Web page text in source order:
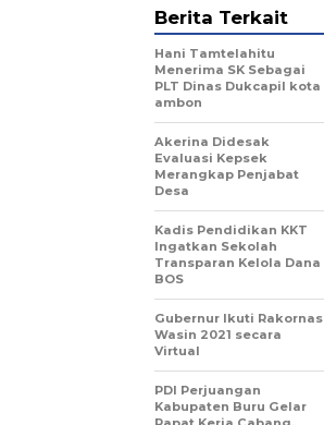
Berita Terkait
Hani Tamtelahitu
Menerima SK Sebagai
PLT Dinas Dukcapil kota
ambon
Akerina Didesak
Evaluasi Kepsek
Merangkap Penjabat
Desa
Kadis Pendidikan KKT
Ingatkan Sekolah
Transparan Kelola Dana
BOS
Gubernur Ikuti Rakornas
Wasin 2021 secara
Virtual
PDI Perjuangan
Kabupaten Buru Gelar